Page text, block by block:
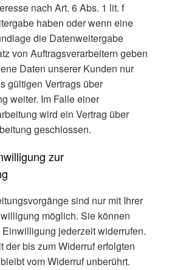
nach Art. 6 Abs. 1 lit. f
haben oder wenn eine
die Datenweitergabe
von Auftragsverarbeitern geben
Daten unserer Kunden nur
gültigen Vertrags über
weiter. Im Falle einer
wird ein Vertrag über
geschlossen.
zur
sind nur mit Ihrer
möglich. Sie können
jederzeit widerrufen.
der bis zum Widerruf erfolgten
vom Widerruf unberührt.